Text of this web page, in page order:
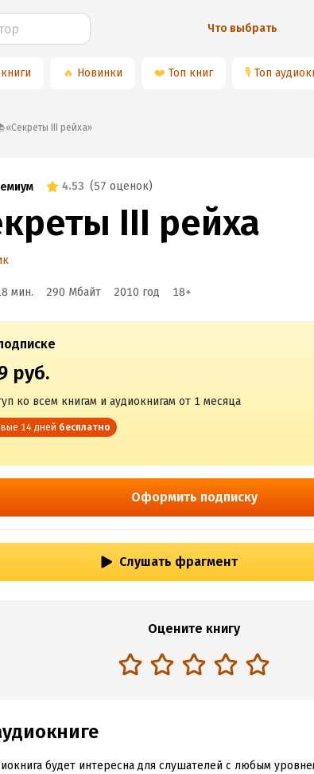
Что выбрать
🔥 Новинки ❤️ Топ книг 🎙 Топ
📚«Секреты III рейха»
4.53 (57 оценок)
III рейха
мин. 290 Мбайт 2010 год 18+
руб.
ко всем книгам и аудиокнигам от 1 месяца
14 дней бесплатно
Оформить подписку
Слушать фрагмент
Оцените книгу
будет интересна для слушателей с любым